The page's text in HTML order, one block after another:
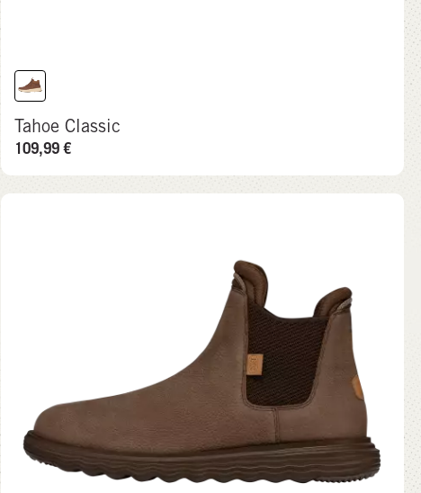
Tahoe Classic
109,99€